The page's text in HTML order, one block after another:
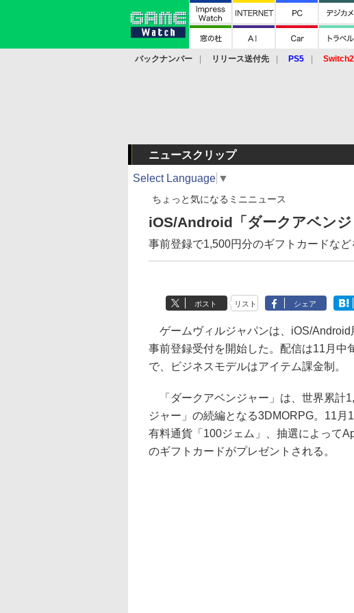
バックナンバー リリース送付先 PS5 Switch2
ニュースクリップ
Select Language ▼
ちょっと気になるミニニュース
iOS/Android「ダークアベン
事前登録で1,500円分のギフトカードなど
ポスト リスト シェア
ゲームヴィルジャパンは、iOS/
事前登録受付を開始した。配信は11月中
で、ビジネスモデルはアイテム課金制。
「ダークアベンジャー」は、世界累計
ジャー」の続編となる3DMORPG。11
有料通貨「100ジェム」、抽選によって
のギフトカードがプレゼントされる。